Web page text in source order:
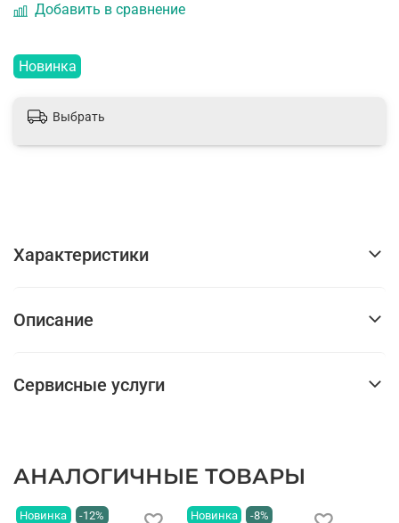
Новинка
Добавить в сравнение
Выбрать
Характеристики
Описание
Сервисные услуги
АНАЛОГИЧНЫЕ ТОВАРЫ
Новинка -12% Новинка -8%